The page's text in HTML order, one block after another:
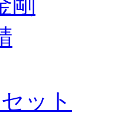
ット